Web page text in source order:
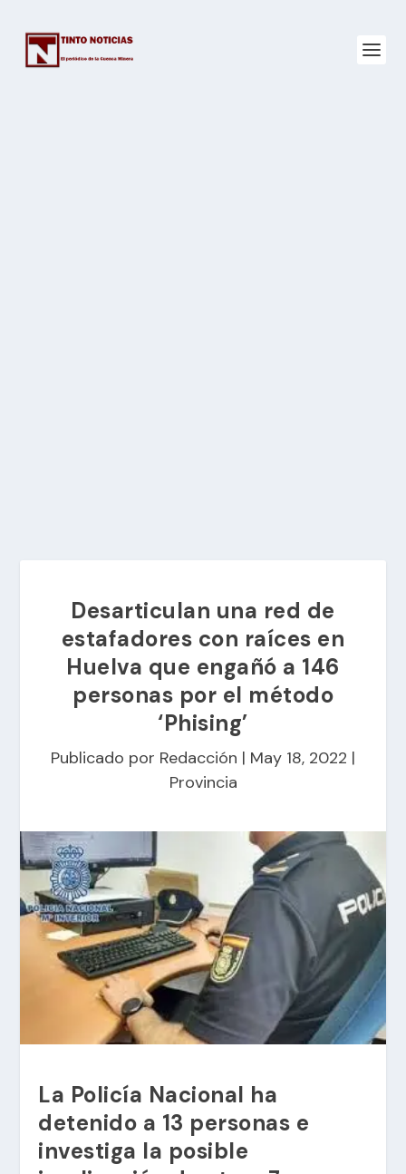
Desarticulan una red de
estafadores con raíces en
Huelva que engañó a 146
personas por el método
‘Phising’
Publicado por Redacción | May 18, 2022 |
Provincia
La Policía Nacional ha
detenido a 13 personas e
investiga la posible